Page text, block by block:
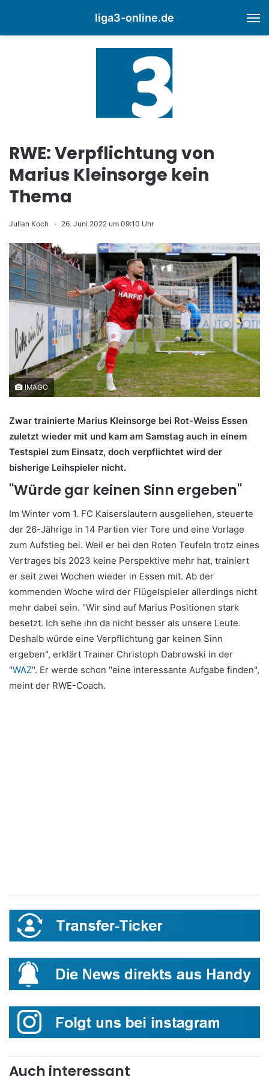
liga3-online.de
RWE: Verpflichtung von
Marius Kleinsorge kein
Thema
Julian Koch 26. Juni 2022 um 09:10 Uhr
IMAGO
Zwar trainierte Marius Kleinsorge bei Rot-Weiss Essen
zuletzt wieder mit und kam am Samstag auch in einem
Testspiel zum Einsatz, doch verpflichtet wird der
bisherige Leihspieler nicht.
"Würde gar keinen Sinn ergeben"
Im Winter vom 1. FC Kaiserslautern ausgeliehen, steuerte
der 26-Jährige in 14 Partien vier Tore und eine Vorlage
zum Aufstieg bei. Weil er bei den Roten Teufeln trotz eines
Vertrages bis 2023 keine Perspektive mehr hat, trainiert
er seit zwei Wochen wieder in Essen mit. Ab der
kommenden Woche wird der Flügelspieler allerdings nicht
mehr dabei sein. "Wir sind auf Marius Positionen stark
besetzt. Ich sehe ihn da nicht besser als unsere Leute.
Deshalb würde eine Verpflichtung gar keinen Sinn
ergeben", erklärt Trainer Christoph Dabrowski in der
"WAZ". Er werde schon "eine interessante Aufgabe finden",
meint der RWE-Coach.
Auch interessant